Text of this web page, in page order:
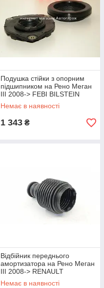
Подушка стійки з опорним
підшипником на Рено Меган
III 2008-> FEBI BILSTEIN
(Німеччина) 36607
Немає в наявності
1 343 ₴
Відбійник переднього
амортизатора на Рено Меган
III 2008-> RENAULT
(Оригінал) 540500006RJ
Немає в наявності